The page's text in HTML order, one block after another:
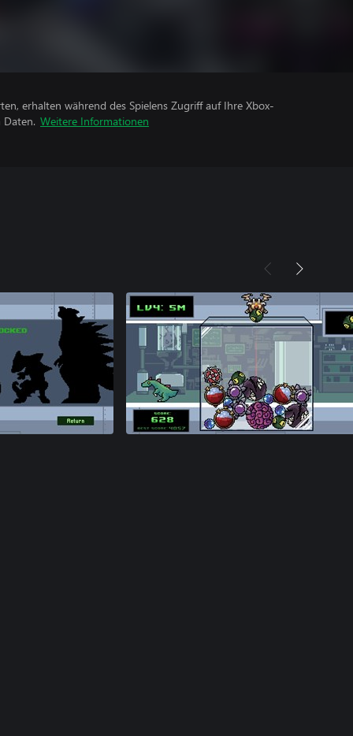
erhalten während des Spielens Zugriff auf Ihre Xbox-
Weitere Informationen